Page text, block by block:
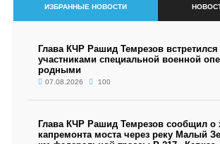
ИЗБРАННЫЕ НОВОСТИ
Глава КЧР Рашид Темрезов
участниками специальной военной
родными
07.08.2026 100
Глава КЧР Рашид Темрезов сообщил о
капремонта моста через реку Малый